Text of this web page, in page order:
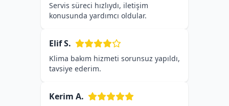
Servis süreci hızlıydı, iletişim
konusunda yardımcı oldular.
Elif S.
Klima bakım hizmeti sorunsuz yapıldı,
tavsiye ederim.
Kerim A.